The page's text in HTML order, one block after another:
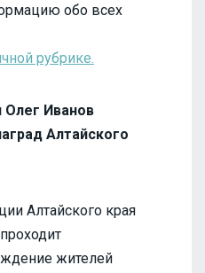
обо всех
рубрике.
Олег Иванов
Алтайского
Алтайского края
жителей